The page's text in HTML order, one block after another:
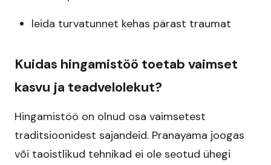
leida turvatunnet kehas pärast traumat
Kuidas hingamistöö toetab vaimset
kasvu ja teadvelolekut?
Hingamistöö on olnud osa vaimsetest
traditsioonidest sajandeid. Pranayama joogas
või taoistlikud tehnikad ei ole seotud ühegi